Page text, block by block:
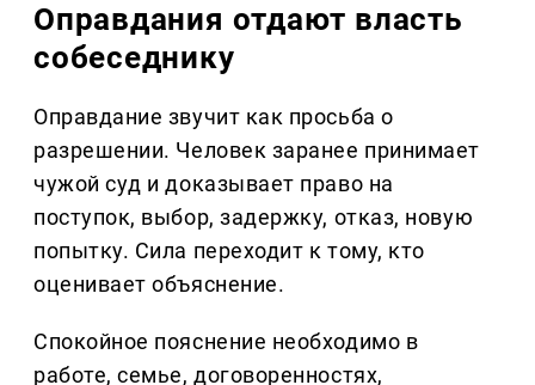
Оправдания отдают власть
собеседнику
Оправдание звучит как просьба о
разрешении. Человек заранее принимает
чужой суд и доказывает право на
поступок, выбор, задержку, отказ, новую
попытку. Сила переходит к тому, кто
оценивает объяснение.
Спокойное пояснение необходимо в
работе, семье, договоренностях,